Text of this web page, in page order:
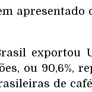
apresentado
exportou
ou 90,6%,
de